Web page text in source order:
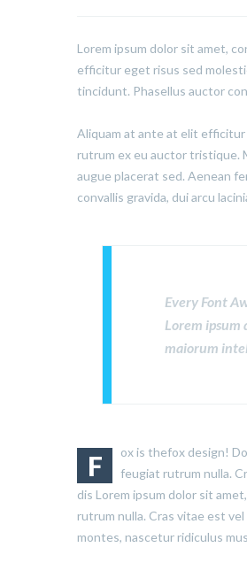
Lorem ipsum dolor sit amet,
efficitur eget risus sed
tincidunt. Phasellus auctor
Aliquam at ante at elit
rutrum ex eu auctor tristique.
augue placerat sed. Aenean
convallis gravida, dui arcu
Every Font
Lorem ipsum
maiorum
F
ox is thefox design!
feugiat rutrum nulla.
dis Lorem ipsum dolor sit
rutrum nulla. Cras vitae est
montes, nascetur ridiculus